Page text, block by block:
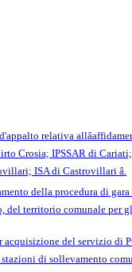
relativa
Crosia; IPSSAR di
ISA di Castrovillari â.
della procedura di
del territorio comunale
del servizio di
di sollevamento